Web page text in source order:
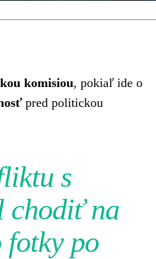
komisiou, pokiaľ ide o
pred politickou
s
chodiť na
fotky po